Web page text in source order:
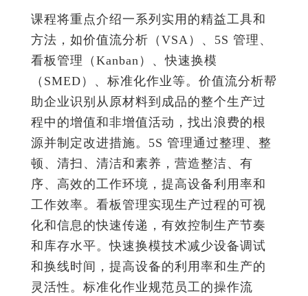
课程将重点介绍一系列实用的精益工具和
方法，如价值流分析（VSA）、5S 管理、
看板管理（Kanban）、快速换模
（SMED）、标准化作业等。价值流分析帮
助企业识别从原材料到成品的整个生产过
程中的增值和非增值活动，找出浪费的根
源并制定改进措施。5S 管理通过整理、整
顿、清扫、清洁和素养，营造整洁、有
序、高效的工作环境，提高设备利用率和
工作效率。看板管理实现生产过程的可视
化和信息的快速传递，有效控制生产节奏
和库存水平。快速换模技术减少设备调试
和换线时间，提高设备的利用率和生产的
灵活性。标准化作业规范员工的操作流